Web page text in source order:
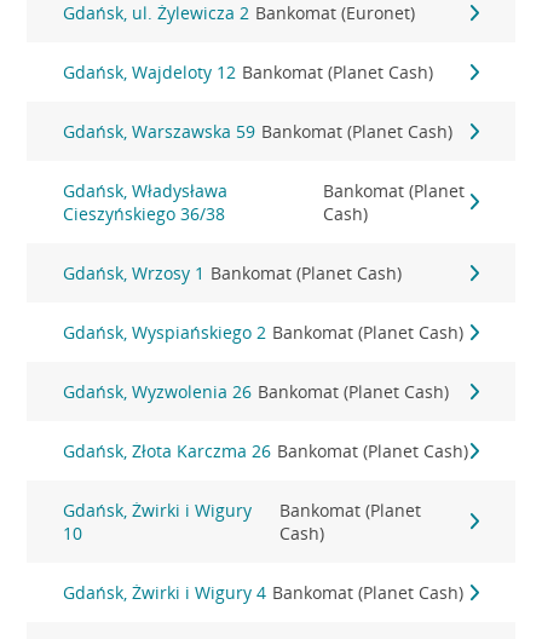
Gdańsk, ul. Żylewicza 2 Bankomat (Euronet)
Gdańsk, Wajdeloty 12 Bankomat (Planet Cash)
Gdańsk, Warszawska 59 Bankomat (Planet Cash)
Gdańsk, Władysława
Cieszyńskiego 36/38
Bankomat (Planet
Cash)
Gdańsk, Wrzosy 1 Bankomat (Planet Cash)
Gdańsk, Wyspiańskiego 2 Bankomat (Planet Cash)
Gdańsk, Wyzwolenia 26 Bankomat (Planet Cash)
Gdańsk, Złota Karczma 26 Bankomat (Planet Cash)
Gdańsk, Żwirki i Wigury
10
Bankomat (Planet
Cash)
Gdańsk, Żwirki i Wigury 4 Bankomat (Planet Cash)